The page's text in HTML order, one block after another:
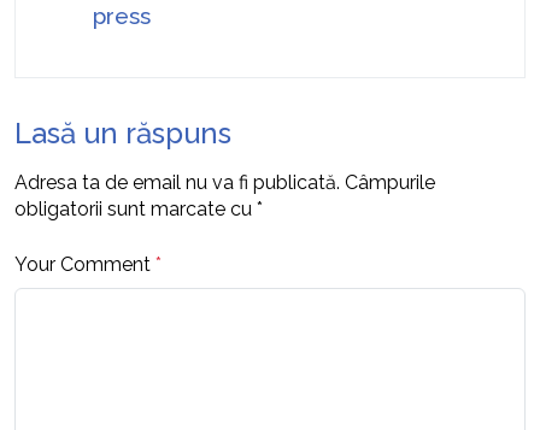
press
Lasă un răspuns
Adresa ta de email nu va fi publicată. Câmpurile
obligatorii sunt marcate cu *
Your Comment *